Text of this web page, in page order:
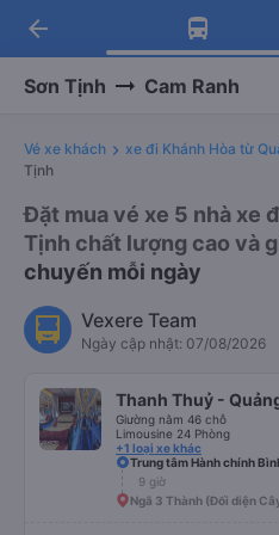
Tải app
Nhận ưu đãi
Tải app Vexere
-30k/ghế khi đặt
arrow_back
Sơn Tịnh Cam Ranh
Vé xe khách xe đi Khánh Hòa từ
Tịnh
Đặt mua vé xe 5 nhà xe
Tịnh chất lượng cao và
chuyến mỗi ngày
Vexere Team
Ngày cập nhật: 07/08/2026
Thanh Thuỷ -
Giường nằm 46 chỗ
Limousine 24 Phòng
+1 loại xe khác
Trung tâm Hành chính
9 giờ
Ngã 3 Thành (Đối diện